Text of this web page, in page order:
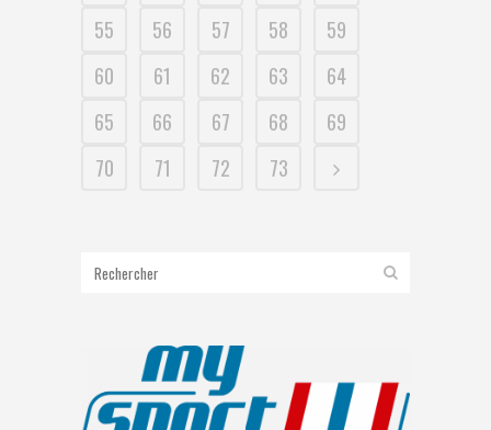
55
56 57 58
59
60
61 62 63
64
65
66 67 68
69
70
71 72 73